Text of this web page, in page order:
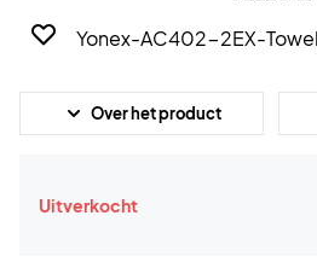
Over het product
Uitverkocht